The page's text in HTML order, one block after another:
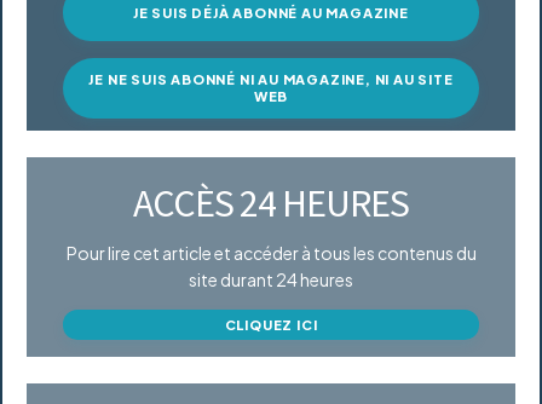
JE SUIS DÉJÀ ABONNÉ AU MAGAZINE
JE NE SUIS ABONNÉ NI AU MAGAZINE, NI AU SITE
WEB
ACCÈS 24 HEURES
Pour lire cet article et accéder à tous les contenus du
site durant 24 heures
CLIQUEZ ICI